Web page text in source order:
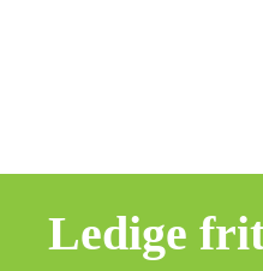
Ledige